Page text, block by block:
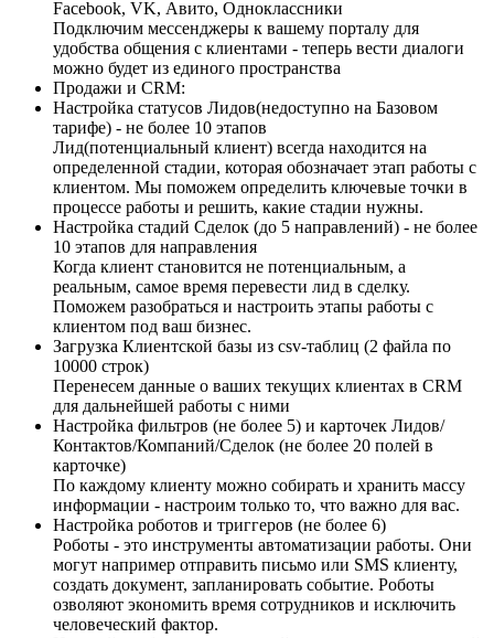
Facebook, VK, Авито, Одноклассники
Подключим мессенджеры к вашему порталу для
удобства общения с клиентами - теперь вести диалоги
можно будет из единого пространства
Продажи и CRM:
Настройка статусов Лидов(недоступно на Базовом
тарифе) - не более 10 этапов
Лид(потенциальный клиент) всегда находится на
определенной стадии, которая обозначает этап работы с
клиентом. Мы поможем определить ключевые точки в
процессе работы и решить, какие стадии нужны.
Настройка стадий Сделок (до 5 направлений) - не более
10 этапов для направления
Когда клиент становится не потенциальным, а
реальным, самое время перевести лид в сделку.
Поможем разобраться и настроить этапы работы с
клиентом под ваш бизнес.
Загрузка Клиентской базы из csv-таблиц (2 файла по
10000 строк)
Перенесем данные о ваших текущих клиентах в CRM
для дальнейшей работы с ними
Настройка фильтров (не более 5) и карточек Лидов/
Контактов/Компаний/Сделок (не более 20 полей в
карточке)
По каждому клиенту можно собирать и хранить массу
информации - настроим только то, что важно для вас.
Настройка роботов и триггеров (не более 6)
Роботы - это инструменты автоматизации работы. Они
могут например отправить письмо или SMS клиенту,
создать документ, запланировать событие. Роботы
озволяют экономить время сотрудников и исключить
человеческий фактор.